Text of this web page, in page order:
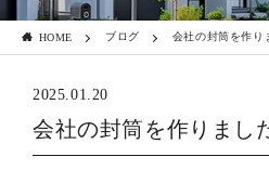
HOME ブログ 会社の封筒を作り
2025.01.20
会社の封筒を作りまし